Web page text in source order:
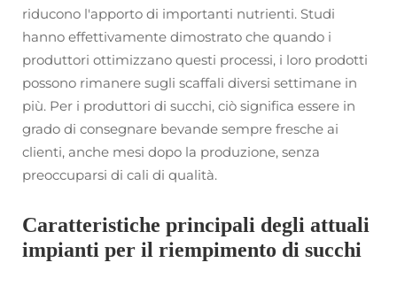
riducono l'apporto di importanti nutrienti. Studi
hanno effettivamente dimostrato che quando i
produttori ottimizzano questi processi, i loro prodotti
possono rimanere sugli scaffali diversi settimane in
più. Per i produttori di succhi, ciò significa essere in
grado di consegnare bevande sempre fresche ai
clienti, anche mesi dopo la produzione, senza
preoccuparsi di cali di qualità.
Caratteristiche principali degli attuali
impianti per il riempimento di succhi